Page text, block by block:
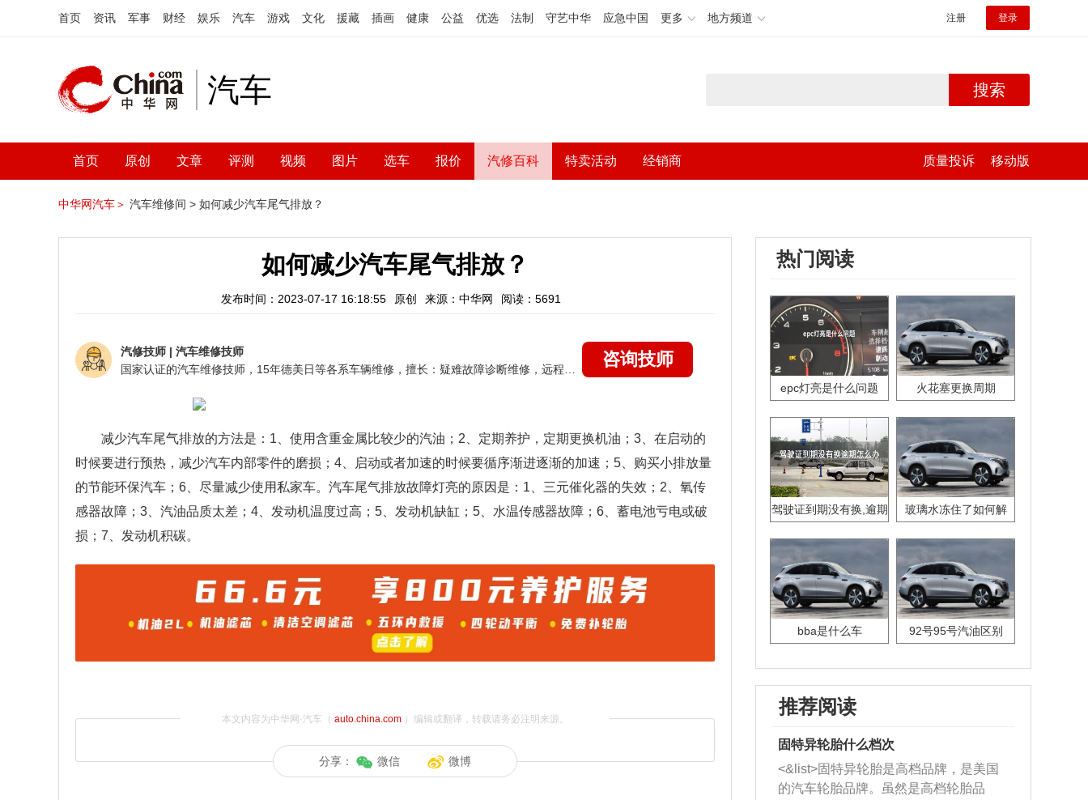
首页 资讯 军事 财经 娱乐 汽车 游戏 文化 援藏 插画 健康 公益 优选 法制 守艺中华 应急中国 更多 地方频道 注册 登录
汽车 搜索
首页 原创 文章 评测 视频 图片 选车 报价 汽修百科 特卖活动 经销商 质量投诉 移动版
中华网汽车＞ 汽车维修间 > 如何减少汽车尾气排放？
如何减少汽车尾气排放？
发布时间：2023-07-17 16:18:55 原创 来源：中华网 阅读：5691
汽修技师 | 汽车维修技师
咨询技师
减少汽车尾气排放的方法是：1、使用含重金属比较少的汽油；2、定期养护，定期更换机油；3、在启动的
时候要进行预热，减少汽车内部零件的磨损；4、启动或者加速的时候要循序渐进逐渐的加速；5、购买小排放量
的节能环保汽车；6、尽量减少使用私家车。汽车尾气排放故障灯亮的原因是：1、三元催化器的失效；2、氧传
感器故障；3、汽油品质太差；4、发动机温度过高；5、发动机缺缸；5、水温传感器故障；6、蓄电池亏电或破
损；7、发动机积碳。
本文内容为中华网·汽车（ auto.china.com）编辑或翻译，转载请务必注明来源。
分享： 微信 微博
热门阅读
epc灯亮是什么问题 火花塞更换周期
驾驶证到期没有换,逾期
玻璃水冻住了如何解
bba是什么车 92号95号汽油区别
推荐阅读
固特异轮胎什么档次
<&list>固特异轮胎是高档品牌，是美国
的汽车轮胎品牌。虽然是高档轮胎品